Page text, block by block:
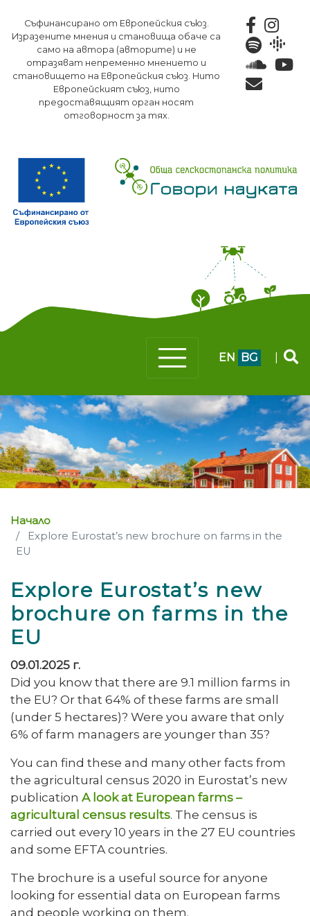
към
основното
съдържание
Съфинансирано от Европейския съюз.
Изразените мнения и становища обаче са
само на автора (авторите) и не
отразяват непременно мнението и
становището на Европейския съюз. Нито
Европейският съюз, нито
предоставящият орган носят
отговорност за тях.
EN BG
Начало
Explore Eurostat’s new brochure on farms in the
EU
Explore Eurostat’s new
brochure on farms in the
EU
09.01.2025 г.
Did you know that there are 9.1 million farms in
the EU? Or that 64% of these farms are small
(under 5 hectares)? Were you aware that only
6% of farm managers are younger than 35?
You can find these and many other facts from
the agricultural census 2020 in Eurostat’s new
publication A look at European farms –
agricultural census results. The census is
carried out every 10 years in the 27 EU countries
and some EFTA countries.
The brochure is a useful source for anyone
looking for essential data on European farms
and people working on them.